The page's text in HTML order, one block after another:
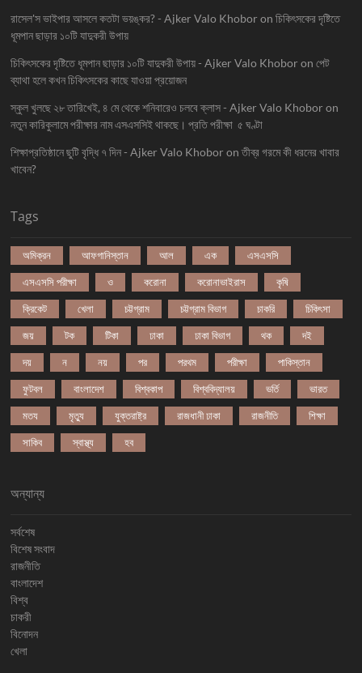
রাসেল'স ভাইপার আসলে কতটা ভয়ঙ্কর? - Ajker Valo Khobor onচিকিৎসকের দৃষ্টিতে
ধূমপান ছাড়ার ১০টি যাদুকরী উপায়
চিকিৎসকের দৃষ্টিতে ধূমপান ছাড়ার ১০টি যাদুকরী উপায় - Ajker Valo Khobor onপেট
ব্যাথা হলে কখন চিকিৎসকের কাছে যাওয়া প্রয়োজন
স্কুল খুলছে ২৮ তারিখেই, ৪ মে থেকে শনিবারেও চলবে ক্লাস - Ajker Valo Khobor on
নতুন কারিকুলামে পরীক্ষার নাম এসএসসিই থাকছে। প্রতি পরীক্ষা ৫ ঘণ্টা
শিক্ষাপ্রতিষ্ঠানে ছুটি বৃদ্ধি ৭ দিন - Ajker Valo Khobor onতীব্র গরমে কী ধরনের খাবার
খাবেন?
Tags
অমিক্রন আফগানিস্তান আল এক এসএসসি
এসএসসি পরীক্ষা ও করোনা করোনাভাইরাস কৃষি
ক্রিকেট খেলা চট্টগ্রাম চট্টগ্রাম বিভাগ চাকরি চিকিৎসা
জয় টক টিকা ঢাকা ঢাকা বিভাগ থক দই
দয় ন নয় পর পরথম পরীক্ষা পাকিস্তান
ফুটবল বাংলাদেশ বিশ্বকাপ বিশ্ববিদ্যালয় ভর্তি ভারত
মতয মৃত্যু যুক্তরাষ্ট্র রাজধানী ঢাকা রাজনীতি শিক্ষা
সাকিব স্বাস্থ্য হব
অন্যান্য
সর্বশেষ
বিশেষ সংবাদ
রাজনীতি
বাংলাদেশ
বিশ্ব
চাকরী
বিনোদন
খেলা